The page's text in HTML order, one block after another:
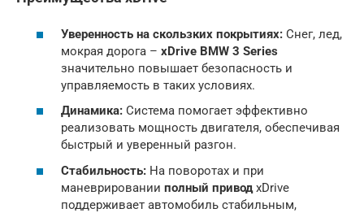
Уверенность на скользких покрытиях: Снег, лед,
мокрая дорога – xDrive BMW 3 Series
значительно повышает безопасность и
управляемость в таких условиях.
Динамика: Система помогает эффективно
реализовать мощность двигателя, обеспечивая
быстрый и уверенный разгон.
Стабильность: На поворотах и при
маневрировании полный приводxDrive
поддерживает автомобиль стабильным,